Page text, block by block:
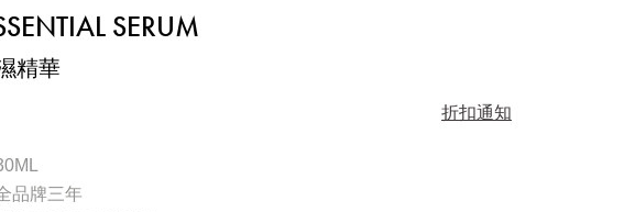
SERUM
精華
折扣通知
品牌三年